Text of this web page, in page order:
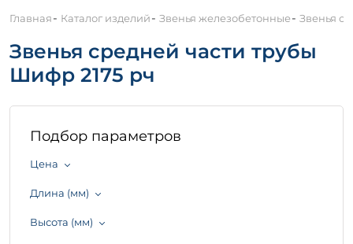
Главная- Каталог изделий- Звенья железобетонные- Звенья
Звенья средней части трубы
Шифр 2175 рч
Подбор параметров
Цена
Длина (мм)
Высота (мм)